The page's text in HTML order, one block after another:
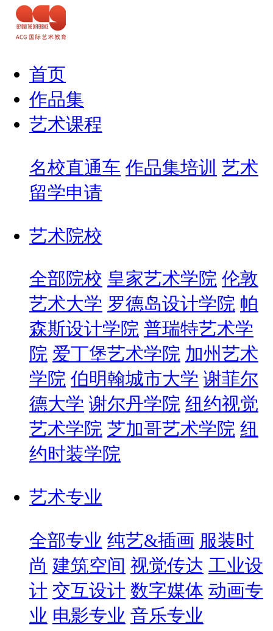
首页
作品集
艺术课程
名校直通车 作品集培训 艺术
留学申请
艺术院校
全部院校 皇家艺术学院 伦敦
艺术大学 罗德岛设计学院 帕
森斯设计学院 普瑞特艺术学
院 爱丁堡艺术学院 加州艺术
学院 伯明翰城市大学 谢菲尔
德大学 谢尔丹学院 纽约视觉
艺术学院 芝加哥艺术学院 纽
约时装学院
艺术专业
全部专业 纯艺&插画 服装时
尚 建筑空间 视觉传达 工业设
计 交互设计 数字媒体 动画专
业 电影专业 音乐专业